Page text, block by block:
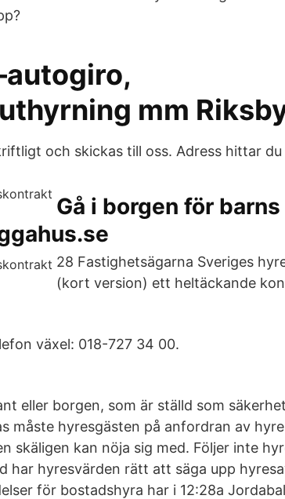
mm
och skickas till oss. Adress hittar du
Gå i borgen för
28 Fastighetsägarna Sveriges
(kort version) ett heltäckande
växel: 018-727 34 00.
eller borgen, som är ställd som
måste hyresgästen på anfordran av
skäligen kan nöja sig med. Följer inte
har hyresvärden rätt att säga upp
för bostadshyra har i 12:28a